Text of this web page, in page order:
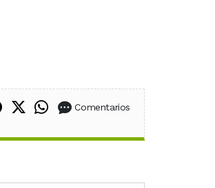
Compartir en Facebook
Compartir en X (Twitter)
Compartir en WhatsApp
Comentarios